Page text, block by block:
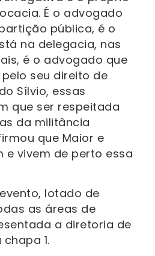
É o advogado
pública, é o
na delegacia, nas
é o advogado que
seu direito de
Sílvio, essas
que ser respeitada
da militância
que Maior e
e vivem de perto essa
lotado de
as áreas de
a diretoria de
1.